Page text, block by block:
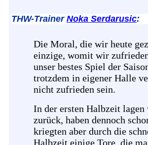
THW-Trainer Noka Serdarusic:
Die Moral, die wir heute
einzige, womit wir
unser bestes Spiel der
trotzdem in eigener Halle
nicht zufrieden sein.
In der ersten Halbzeit
zurück, haben dennoch
kriegten aber durch die
Halbzeit einige Tore, die